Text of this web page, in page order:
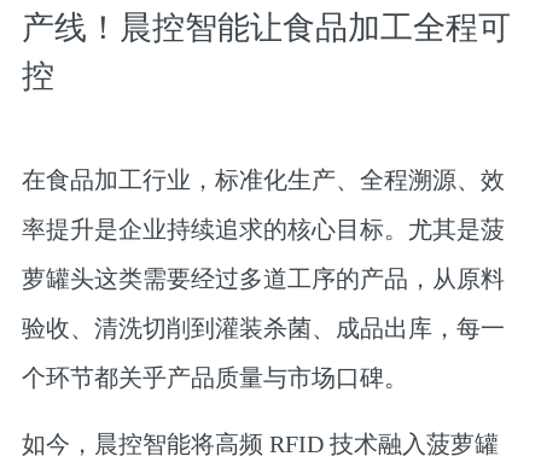
产线！晨控智能让食品加工全程可
控
在食品加工行业，标准化生产、全程溯源、效
率提升是企业持续追求的核心目标。尤其是菠
萝罐头这类需要经过多道工序的产品，从原料
验收、清洗切削到灌装杀菌、成品出库，每一
个环节都关乎产品质量与市场口碑。
如今，晨控智能将高频 RFID 技术融入菠萝罐